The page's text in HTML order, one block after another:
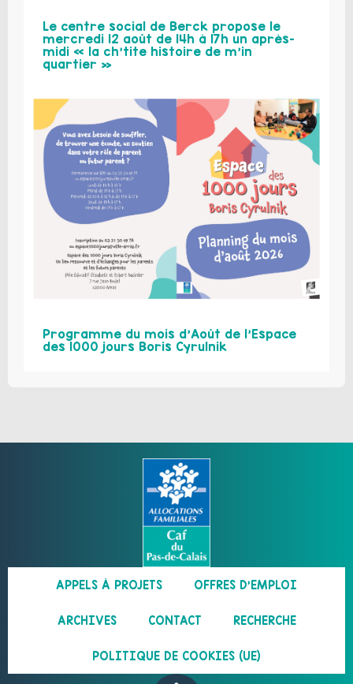
Le centre social de Berck propose le
mercredi 12 août de 14h à 17h un après-
midi « la ch’tite histoire de m’in
quartier »
Programme du mois d’Août de l’Espace
des 1000 jours Boris Cyrulnik
APPELS À PROJETS OFFRES D’EMPLOI
ARCHIVES CONTACT RECHERCHE
POLITIQUE DE COOKIES (UE)